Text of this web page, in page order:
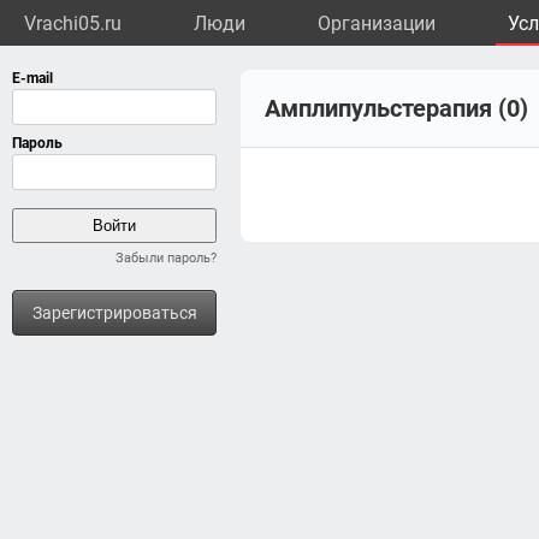
Vrachi05.ru Люди Организации
Забыли пароль?
Зарегистрироваться
Амплипульстерапия (0)